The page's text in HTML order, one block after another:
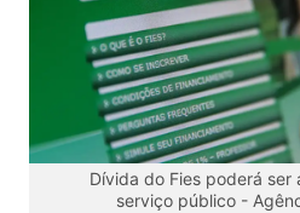
Dívida do Fies poderá
serviço público -